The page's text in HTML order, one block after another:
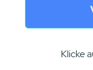
Klicke